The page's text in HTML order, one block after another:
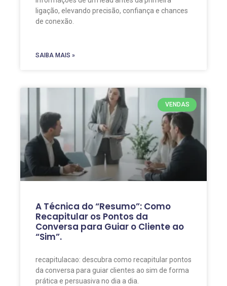
ligação, elevando precisão, confiança e chances
de conexão.
SAIBA MAIS »
VENDAS
A Técnica do “Resumo”: Como
Recapitular os Pontos da
Conversa para Guiar o Cliente ao
“Sim”.
recapitulacao: descubra como recapitular pontos
da conversa para guiar clientes ao sim de forma
prática e persuasiva no dia a dia.